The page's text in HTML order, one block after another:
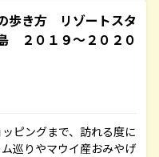
歩き方 リゾートスタ
２０１９～２０２０
ピングまで、訪れる度に
巡りやマウイ産おみやげ